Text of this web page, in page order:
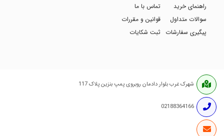
راهنمای خرید
سوالات متداول
پیگیری سفارشات
تماس با ما
قوانین و مقررات
ثبت شکایات
شهرک غرب بلوار دادمان روبروی پمپ بنزین پلاک 117
02188364166